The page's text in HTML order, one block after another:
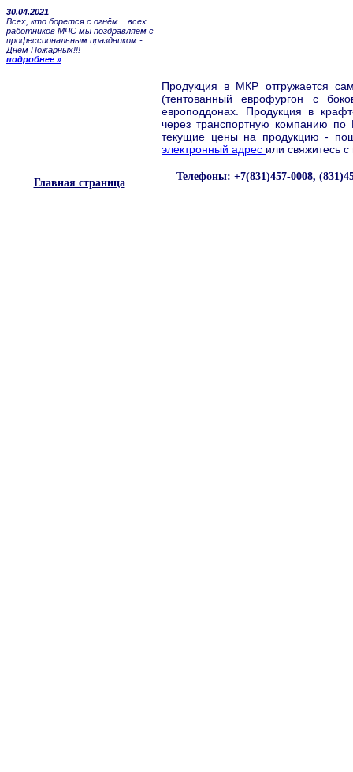
30.04.2021
Всех, кто борется с огнём... всех
работников МЧС мы поздравляем с
профессиональным праздником -
Днём Пожарных!!!
подробнее »
Продукция в МКР отгружается
(тентованный еврофургон с
европоддонах. Продукция в
через транспортную компанию
текущие цены на продукцию -
электронный адрес или свяжитесь
Главная страница
Телефоны: +7(831)457-0008,